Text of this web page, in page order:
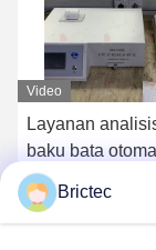
Video
Layanan
baku bata
peralatan
liat dan tanah
Dapatkan
Brictec